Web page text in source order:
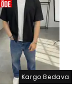
Kargo Bedava